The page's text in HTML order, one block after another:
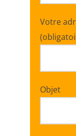
Votre
Objet